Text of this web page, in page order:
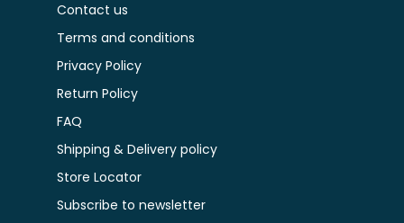
Contact us
Terms and conditions
Privacy Policy
Return Policy
FAQ
Shipping & Delivery policy
Store Locator
Subscribe to newsletter